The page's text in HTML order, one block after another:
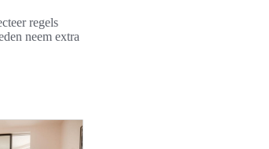
regels
neem extra